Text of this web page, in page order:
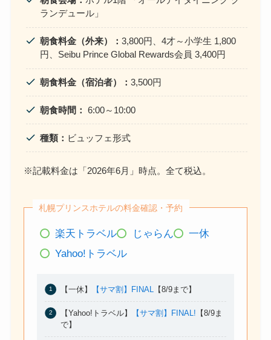
ランデュール」
朝食料金（外来）： 3,800円、4才～小学生 1,800
円、Seibu Prince Global Rewards会員 3,400円
朝食料金（宿泊者）： 3,500円
朝食時間： 6:00～10:00
種類： ビュッフェ形式
※記載料金は「2026年6月」時点。全て税込。
札幌プリンスホテルの料金確認・予約
楽天トラベル じゃらん
一休
Yahoo!トラベル
【一休】 【サマ割】FINAL【8/9まで】
【Yahoo!トラベル】 【サマ割】FINAL! 【8/9ま
で】